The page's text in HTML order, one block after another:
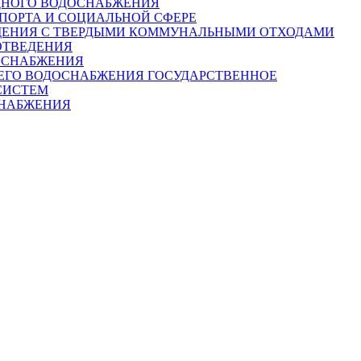
И СОЦИАЛЬНОЙ СФЕРЕ
С ТВЕРДЫМИ КОММУНАЛЬНЫМИ ОТХОДАМИ
ВОДОСНАБЖЕНИЯ ГОСУДАРСТВЕННОЕ